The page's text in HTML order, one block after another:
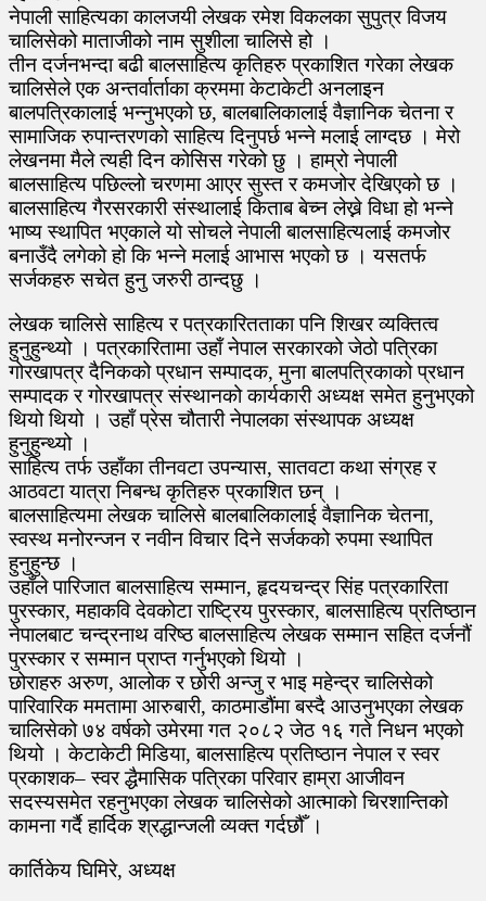
सा
ले
क
वि
चा
लि
से
नेपाली साहित्यका कालजयी लेखक रमेश विकलका सुपुत्र विजय
चालिसेको माताजीको नाम सुशीला चालिसे हो ।
तीन दर्जनभन्दा बढी बालसाहित्य कृतिहरु प्रकाशित गरेका लेखक
चालिसेले एक अन्तर्वार्ताका क्रममा केटाकेटी अनलाइन
बालपत्रिकालाई भन्नुभएको छ, बालबालिकालाई वैज्ञानिक चेतना र
सामाजिक रुपान्तरणको साहित्य दिनुपर्छ भन्ने मलाई लाग्दछ । मेरो
लेखनमा मैले त्यही दिन कोसिस गरेको छु । हाम्रो नेपाली
बालसाहित्य पछिल्लो चरणमा आएर सुस्त र कमजोर देखिएको छ ।
बालसाहित्य गैरसरकारी संस्थालाई किताब बेच्न लेख्ने विधा हो भन्ने
भाष्य स्थापित भएकाले यो सोचले नेपाली बालसाहित्यलाई कमजोर
बनाउँदै लगेको हो कि भन्ने मलाई आभास भएको छ । यसतर्फ
सर्जकहरु सचेत हुनु जरुरी ठान्दछु ।
लेखक चालिसे साहित्य र पत्रकारितताका पनि शिखर व्यक्तित्व
हुनुहुन्थ्यो । पत्रकारितामा उहाँ नेपाल सरकारको जेठो पत्रिका
गोरखापत्र दैनिकको प्रधान सम्पादक, मुना बालपत्रिकाको प्रधान
सम्पादक र गोरखापत्र संस्थानको कार्यकारी अध्यक्ष समेत हुनुभएको
थियो थियो । उहाँ प्रेस चौतारी नेपालका संस्थापक अध्यक्ष
हुनुहुन्थ्यो ।
साहित्य तर्फ उहाँका तीनवटा उपन्यास, सातवटा कथा संग्रह र
आठवटा यात्रा निबन्ध कृतिहरु प्रकाशित छन् ।
बालसाहित्यमा लेखक चालिसे बालबालिकालाई वैज्ञानिक चेतना,
स्वस्थ मनोरन्जन र नवीन विचार दिने सर्जकको रुपमा स्थापित
हुनुहुन्छ ।
उहाँले पारिजात बालसाहित्य सम्मान, हृदयचन्द्र सिंह पत्रकारिता
पुरस्कार, महाकवि देवकोटा राष्ट्रिय पुरस्कार, बालसाहित्य प्रतिष्ठान
नेपालबाट चन्द्रनाथ वरिष्ठ बालसाहित्य लेखक सम्मान सहित दर्जनौं
पुरस्कार र सम्मान प्राप्त गर्नुभएको थियो ।
छोराहरु अरुण, आलोक र छोरी अन्जु र भाइ महेन्द्र चालिसेको
पारिवारिक ममतामा आरुबारी, काठमाडौंमा बस्दै आउनुभएका लेखक
चालिसेको ७४ वर्षको उमेरमा गत २०८२ जेठ १६ गते निधन भएको
थियो । केटाकेटी मिडिया, बालसाहित्य प्रतिष्ठान नेपाल र स्वर
प्रकाशक– स्वर द्धैमासिक पत्रिका परिवार हाम्रा आजीवन
सदस्यसमेत रहनुभएका लेखक चालिसेको आत्माको चिरशान्तिको
कामना गर्दै हार्दिक श्रद्धान्जली व्यक्त गर्दछौँ ।
कार्तिकेय घिमिरे, अध्यक्ष